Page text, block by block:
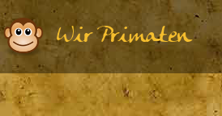
Wir Primaten